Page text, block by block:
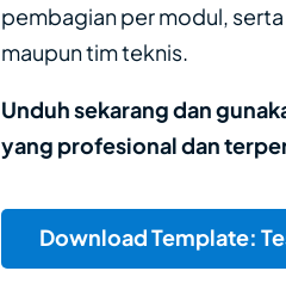
pembagian per modul,
maupun tim teknis.
Unduh sekarang dan
yang profesional dan
Download Template: